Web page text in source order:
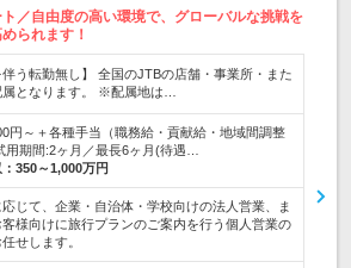
／自由度の高い環境で、グローバルな挑戦を
られます！
伴う転勤無し】 全国のJTBの店舗・事業所・また
属となります。 ※配属地は…
円～＋各種手当（職務給・貢献給・地域間調整
期間:2ヶ月／最長6ヶ月(待遇…
350～1,000万円
じて、企業・自治体・学校向けの法人営業、ま
様向けに旅行プランのご案内を行う個人営業の
せします。